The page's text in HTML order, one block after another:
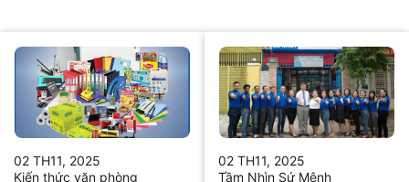
02 TH11, 2025
Kiến thức văn phòng
02 TH11, 2025
Tầm Nhìn Sứ Mệnh